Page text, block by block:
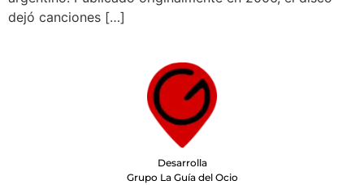
dejó canciones […]
Desarrolla
Grupo La Guía del Ocio